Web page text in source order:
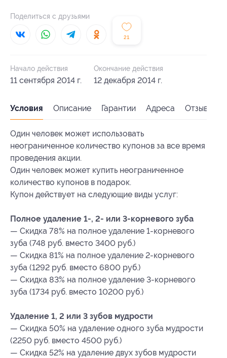
21
Поделиться с друзьями
Начало действия
11 сентября 2014 г.
Окончание действия
12 декабря 2014 г.
Условия Описание Гарантии Адреса Отзывы
Один человек может использовать
неограниченное количество купонов за все время
проведения акции.
Один человек может купить неограниченное
количество купонов в подарок.
Купон действует на следующие виды услуг:
Полное удаление 1-, 2- или 3-корневого зуба
— Скидка 78% на полное удаление 1-корневого
зуба (748 руб. вместо 3400 руб.)
— Скидка 81% на полное удаление 2-корневого
зуба (1292 руб. вместо 6800 руб.)
— Скидка 83% на полное удаление 3-корневого
зуба (1734 руб. вместо 10200 руб.)
Удаление 1, 2 или 3 зубов мудрости
— Скидка 50% на удаление одного зуба мудрости
(2250 руб. вместо 4500 руб.)
— Скидка 52% на удаление двух зубов мудрости